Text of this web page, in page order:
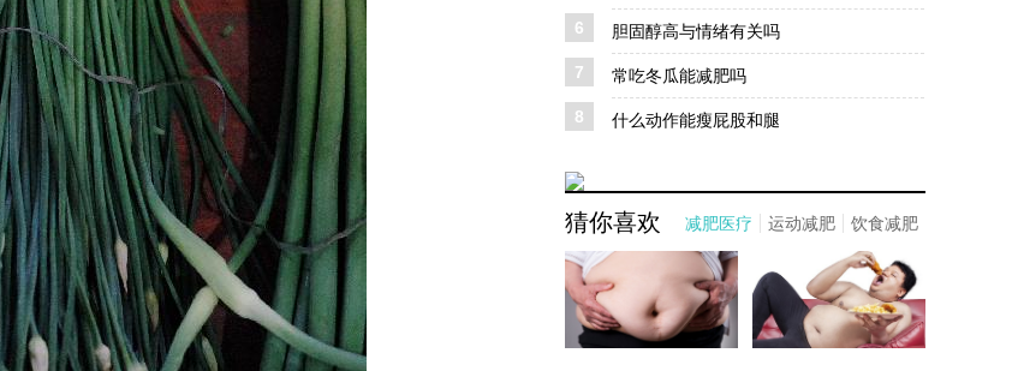
6 胆固醇高与情绪有关吗
7 常吃冬瓜能减肥吗
8 什么动作能瘦屁股和腿
猜你喜欢 减肥医疗 运动减肥 饮食减肥